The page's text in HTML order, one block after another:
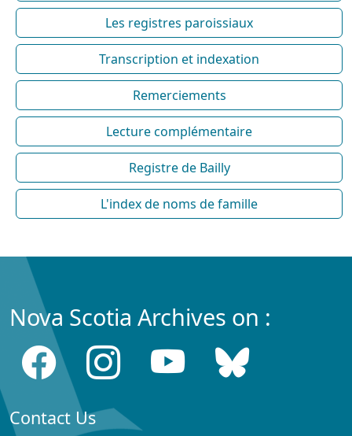
Les registres paroissiaux
Transcription et indexation
Remerciements
Lecture complémentaire
Registre de Bailly
L'index de noms de famille
Nova Scotia Archives on :
Contact Us